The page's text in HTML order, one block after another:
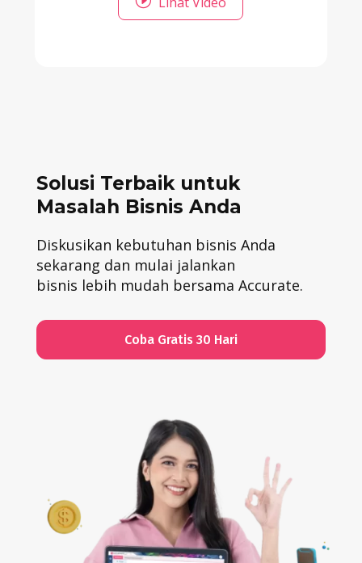
Solusi Terbaik untuk
Masalah Bisnis Anda
Diskusikan kebutuhan bisnis Anda
sekarang dan mulai jalankan
bisnis lebih mudah bersama Accurate.
Coba Gratis 30 Hari